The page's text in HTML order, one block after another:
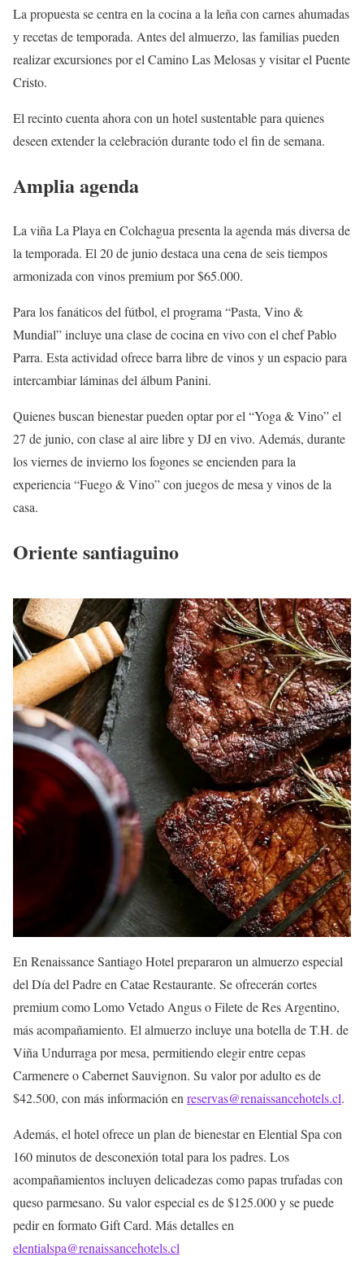
La propuesta se centra en la cocina a la leña con carnes ahumadas
y recetas de temporada. Antes del almuerzo, las familias pueden
realizar excursiones por el Camino Las Melosas y visitar el Puente
Cristo.
El recinto cuenta ahora con un hotel sustentable para quienes
deseen extender la celebración durante todo el fin de semana.
Amplia agenda
La viña La Playa en Colchagua presenta la agenda más diversa de
la temporada. El 20 de junio destaca una cena de seis tiempos
armonizada con vinos premium por $65.000.
Para los fanáticos del fútbol, el programa “Pasta, Vino &
Mundial” incluye una clase de cocina en vivo con el chef Pablo
Parra. Esta actividad ofrece barra libre de vinos y un espacio para
intercambiar láminas del álbum Panini.
Quienes buscan bienestar pueden optar por el “Yoga & Vino” el
27 de junio, con clase al aire libre y DJ en vivo. Además, durante
los viernes de invierno los fogones se encienden para la
experiencia “Fuego & Vino” con juegos de mesa y vinos de la
casa.
Oriente santiaguino
En Renaissance Santiago Hotel prepararon un almuerzo especial
del Día del Padre en Catae Restaurante. Se ofrecerán cortes
premium como Lomo Vetado Angus o Filete de Res Argentino,
más acompañamiento. El almuerzo incluye una botella de T.H. de
Viña Undurraga por mesa, permitiendo elegir entre cepas
Carmenere o Cabernet Sauvignon. Su valor por adulto es de
$42.500, con más información en reservas@renaissancehotels.cl.
Además, el hotel ofrece un plan de bienestar en Elential Spa con
160 minutos de desconexión total para los padres. Los
acompañamientos incluyen delicadezas como papas trufadas con
queso parmesano. Su valor especial es de $125.000 y se puede
pedir en formato Gift Card. Más detalles en
elentialspa@renaissancehotels.cl